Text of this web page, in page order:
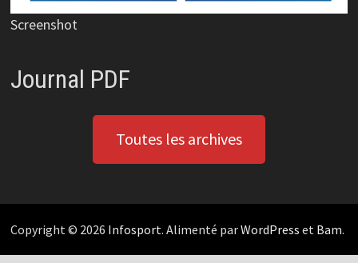
Screenshot
Journal PDF
Toutes les archives
Copyright © 2026 Infosport. Alimenté parWordPress et Bam.